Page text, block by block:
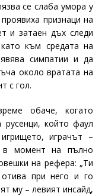
се слаба умора у
признаци на
и затаен дъх следи
към средата на
симпатии и да
около вратата на
с гол.
обаче, когато
който фаул
играчът –
в момент на пълно
на рефера: „Ти
при него и го
му – левият инсайд,